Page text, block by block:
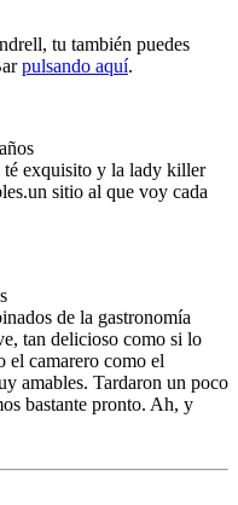
tu también puedes
pulsando aquí.
té exquisito y la lady killer
sitio al que voy cada
de la gastronomía
tan delicioso como si lo
el camarero como el
amables. Tardaron un poco
bastante pronto. Ah, y